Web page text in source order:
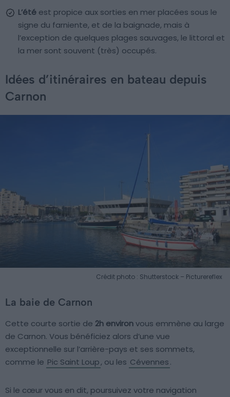
L’été est propice aux sorties en mer placées sous le
signe du farniente, et de la baignade, mais à
l’exception de quelques plages sauvages, le littoral et
la mer sont souvent (très) occupés.
Idées d’itinéraires en bateau depuis
Carnon
Crédit photo : Shutterstock – Picturereflex
La baie de Carnon
Cette courte sortie de 2h environvous emmène au large
de Carnon. Vous bénéficiez alors d’une vue
exceptionnelle sur l’arrière-pays et ses sommets,
comme le Pic Saint Loup, ou les Cévennes.
Si le cœur vous en dit, poursuivez votre navigation